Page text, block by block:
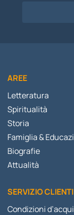
AREE
Letteratura
Spiritualità
Storia
Famiglia &
Biografie
Attualità
SERVIZIO CLIENTI
Condizioni